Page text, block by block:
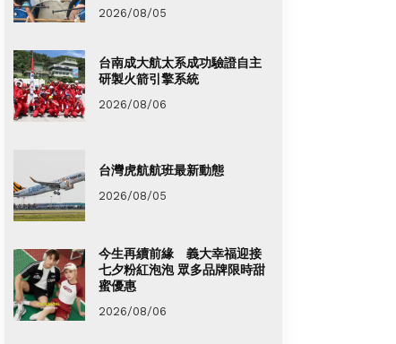
2026/08/05
台南成大航太系成功驗證自主
研製火箭引擎系統
2026/08/06
台灣虎航航班最新動態
2026/08/05
今生再續前緣 義大幸福迎接
七夕粉紅泡泡 眾多品牌限時甜
蜜優惠
2026/08/06